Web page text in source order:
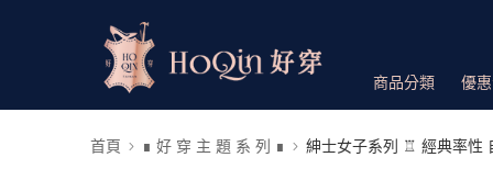
商品分類 優
首頁 ∎ 好 穿 主 題 系 列 ∎ 紳士女子系列 ♖ 經典率性